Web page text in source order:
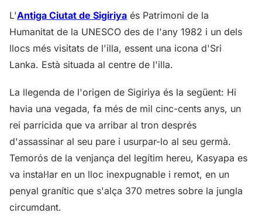
L'Antiga Ciutat de Sigiriya és Patrimoni de la
Humanitat de la UNESCO des de l'any 1982 i un dels
llocs més visitats de l'illa, essent una icona d'Sri
Lanka. Està situada al centre de l'illa.
La llegenda de l'origen de Sigiriya és la següent: Hi
havia una vegada, fa més de mil cinc-cents anys, un
rei parricida que va arribar al tron després
d'assassinar al seu pare i usurpar-lo al seu germà.
Temorós de la venjança del legítim hereu, Kasyapa es
va instal·lar en un lloc inexpugnable i remot, en un
penyal granític que s'alça 370 metres sobre la jungla
circumdant.